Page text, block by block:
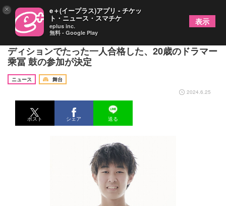
『ブルーマングループジャパンツアー2024』にオー
ディションでたった一人合格した、20歳のドラマー
乘冨 鼓の参加が決定
ニュース
舞台
2024.6.25
ポスト シェア 送る
× e＋(イープラス)アプリ - チケッ
ト・ニュース・スマチケ
eplus inc.
無料 - Google Play
表示